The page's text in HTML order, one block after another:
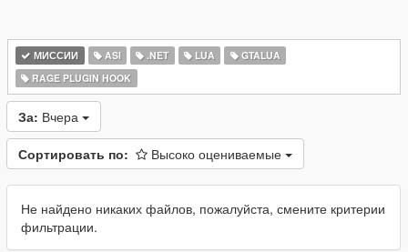
МИССИИ ASI .NET LUA
GTALUA
RAGE PLUGIN HOOK
За: Вчера
Сортировать по: Высоко оцениваемые
Не найдено никаких файлов, пожалуйста, смените критерии
фильтрации.